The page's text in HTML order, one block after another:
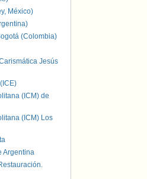
México)
(Colombia)
Jesús
(ICM) de
(ICM) Los
Argentina